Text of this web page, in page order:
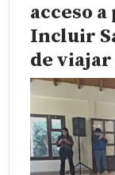
acceso
Incluir
de viajar